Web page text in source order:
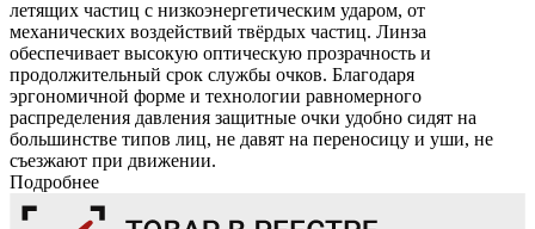
летящих частиц с низкоэнергетическим ударом, от
механических воздействий твёрдых частиц. Линза
обеспечивает высокую оптическую прозрачность и
продолжительный срок службы очков. Благодаря
эргономичной форме и технологии равномерного
распределения давления защитные очки удобно сидят на
большинстве типов лиц, не давят на переносицу и уши, не
съезжают при движении.
Подробнее